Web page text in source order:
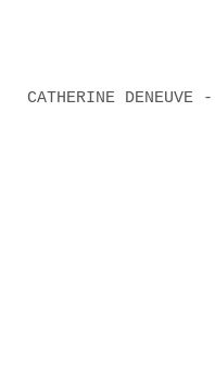
CATHERINE DENEUVE -